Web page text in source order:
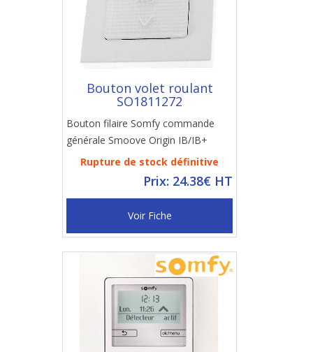
Bouton volet roulant
SO1811272
Bouton filaire Somfy commande
générale Smoove Origin IB/IB+
Rupture de stock définitive
Prix: 24.38€ HT
Voir Fiche